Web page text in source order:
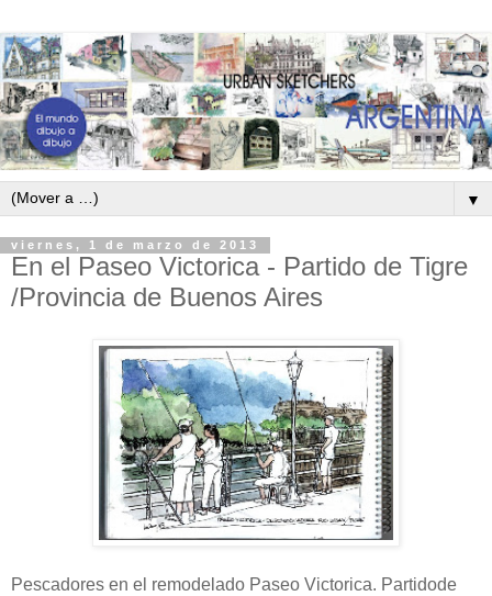
▼
viernes, 1 de marzo de 2013
En el Paseo Victorica - Partido de Tigre
/Provincia de Buenos Aires
Pescadores en el remodelado Paseo Victorica. Partidode